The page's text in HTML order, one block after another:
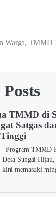
Warga, TMMD
TMMD di
Satgas
– Program TMMD
Sungai Hijau,
kini memasuki